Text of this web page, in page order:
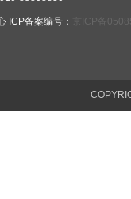
ICP备案编号： 京ICP备